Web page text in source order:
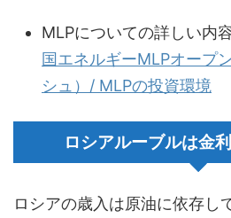
MLPについての詳しい内
国エネルギーMLPオープ
シュ）/ MLPの投資環境
ロシアルーブルは金
ロシアの歳入は原油に依存し